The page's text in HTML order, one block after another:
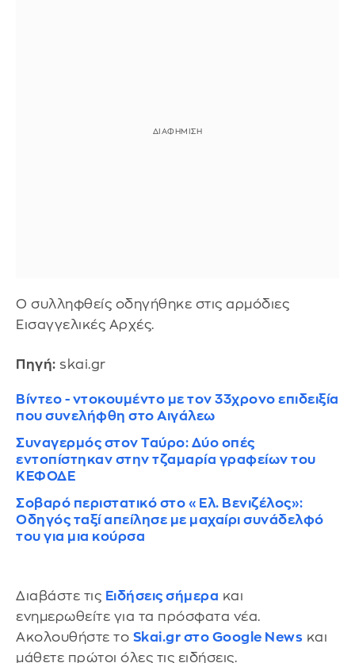
Ο συλληφθείς οδηγήθηκε στις αρμόδιες
Εισαγγελικές Αρχές.
Πηγή: skai.gr
Βίντεο - ντοκουμέντο με τον 33χρονο επιδειξία
που συνελήφθη στο Αιγάλεω
Συναγερμός στον Ταύρο: Δύο οπές
εντοπίστηκαν στην τζαμαρία γραφείων του
ΚΕΦΟΔΕ
Σοβαρό περιστατικό στο «Ελ. Βενιζέλος»:
Οδηγός ταξί απείλησε με μαχαίρι συνάδελφό
του για μια κούρσα
Διαβάστε τις Ειδήσεις σήμερα και
ενημερωθείτε για τα πρόσφατα νέα.
Ακολουθήστε το Skai.gr στο Google News και
μάθετε πρώτοι όλες τις ειδήσεις.